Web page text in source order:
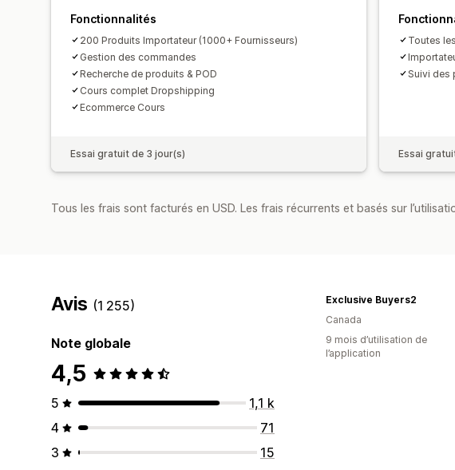
Fonctionnalités
200 Produits Importateur (1000+ Fournisseurs)
Gestion des commandes
Recherche de produits & POD
Cours complet Dropshipping
Ecommerce Cours
Essai gratuit de 3 jour(s)
Toutes
Suivi des
Essai
Tous les frais sont facturés en USD. Les frais récurrents et basés sur
Avis (1 255)
Note globale
4,5
5
1,1 k
4
71
3
15
Exclusive Buyers2
Canada
9 mois d’utilisation de
l’application